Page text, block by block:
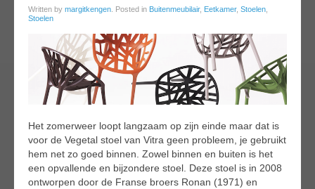
Written by margitkengen . Posted in Buitenmeubilair, Eetkamer, Stoelen
Stoelen
Het zomerweer loopt langzaam op zijn einde maar dat is
voor de Vegetal stoel van Vitra geen probleem, je gebruikt
hem net zo goed binnen. Zowel binnen en buiten is het
een opvallende en bijzondere stoel. Deze stoel is in 2008
ontworpen door de Franse broers Ronan (1971) en